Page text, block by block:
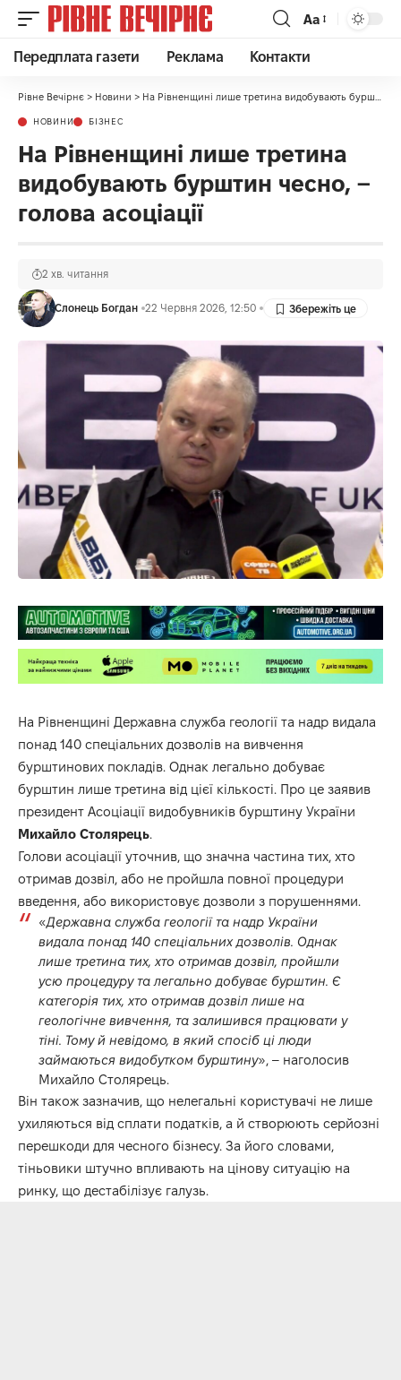
Аа
Передплата газети Реклама Контакти
Рівне Вечірнє > Новини > На Рівненщині лише третина видобувають бурштин чесно, – голова асоціації
НОВИНИ БІЗНЕС
На Рівненщині лише третина
видобувають бурштин чесно, –
голова асоціації
Слонець Богдан 22 Червня 2026, 12:50
2 хв. читання
На Рівненщині Державна служба геології та надр видала
понад 140 спеціальних дозволів на вивчення
бурштинових покладів. Однак легально добуває
бурштин лише третина від цієї кількості. Про це заявив
президент Асоціації видобувників бурштину України
Михайло Столярець.
Голови асоціації уточнив, що значна частина тих, хто
отримав дозвіл, або не пройшла повної процедури
введення, або використовує дозволи з порушеннями.
«Державна служба геології та надр України
видала понад 140 спеціальних дозволів. Однак
лише третина тих, хто отримав дозвіл, пройшли
усю процедуру та легально добуває бурштин. Є
категорія тих, хто отримав дозвіл лише на
геологічне вивчення, та залишився працювати у
тіні. Тому й невідомо, в який спосіб ці люди
займаються видобутком бурштину», – наголосив
Михайло Столярець.
Він також зазначив, що нелегальні користувачі не лише
ухиляються від сплати податків, а й створюють серйозні
перешкоди для чесного бізнесу. За його словами,
тіньовики штучно впливають на цінову ситуацію на
ринку, що дестабілізує галузь.